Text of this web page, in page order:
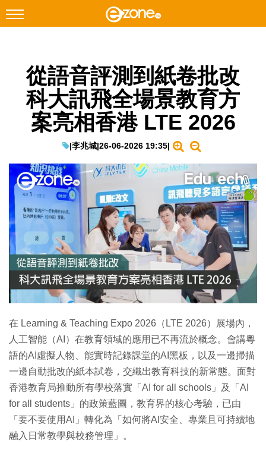
Facebook Instagram
科技焦點
網絡生活
教學評測
EduTech
IT Times
生成式AI與雲端應用
Enterprise Digital Transformation
特集
從語音評測到紙卷批改
科大訊飛全場景教育方
案亮相香港 LTE 2026
|李兆城|26-06-2026 19:35|
在 Learning & Teaching Expo 2026（LTE 2026）展場內，
人工智能（AI）在教育領域的應用已不再流於概念。會講粵
語的AI虛擬人物、能實時記錄課堂的AI黑板，以及一邊掃描
一邊自動批改的紙本試卷，交織出教育科技的新常態。面對
香港教育局推動所有學校落實「AI for all schools」及「AI
for all students」的政策藍圖，教育界的核心考驗，已由
「要不要使用AI」轉化為「如何將AI安全、專業且可持續地
融入日常教學與校務管理」。